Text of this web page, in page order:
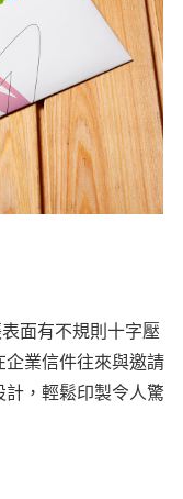
面有不規則十字壓
業信件往來與邀請
，輕鬆印製令人驚